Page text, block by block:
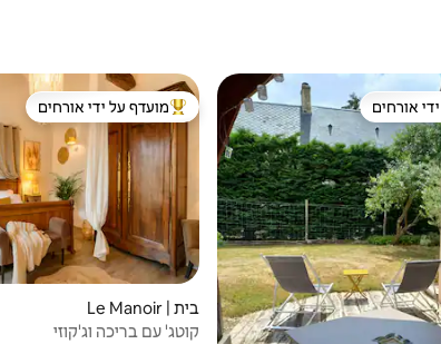
מועדפים על ידי אורחים
אורחים מוביל בקרב נכסים מועדפים על
מועדף על ידי אורחים
בית | Le Manoir
קוטג' עם בריכה וג'קוזי